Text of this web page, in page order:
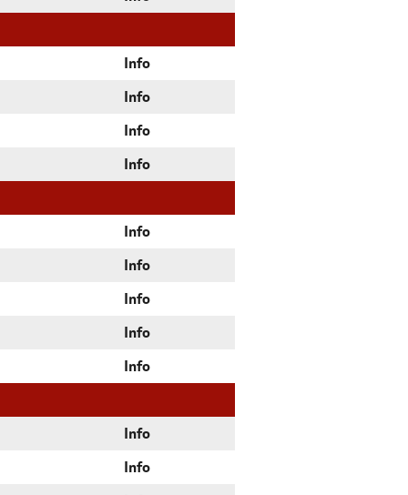
Info
Info
Info
Info
Info
Info
Info
Info
Info
Info
Info